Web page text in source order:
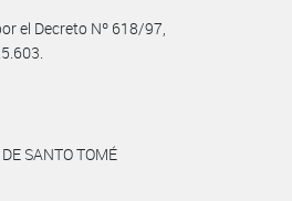
el Decreto Nº 618/97,
SANTO TOMÉ